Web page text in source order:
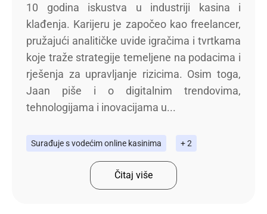
10 godina iskustva u industriji kasina i
klađenja. Karijeru je započeo kao freelancer,
pružajući analitičke uvide igračima i tvrtkama
koje traže strategije temeljene na podacima i
rješenja za upravljanje rizicima. Osim toga,
Jaan piše i o digitalnim trendovima,
tehnologijama i inovacijama u...
Surađuje s vodećim online kasinima + 2
Čitaj više